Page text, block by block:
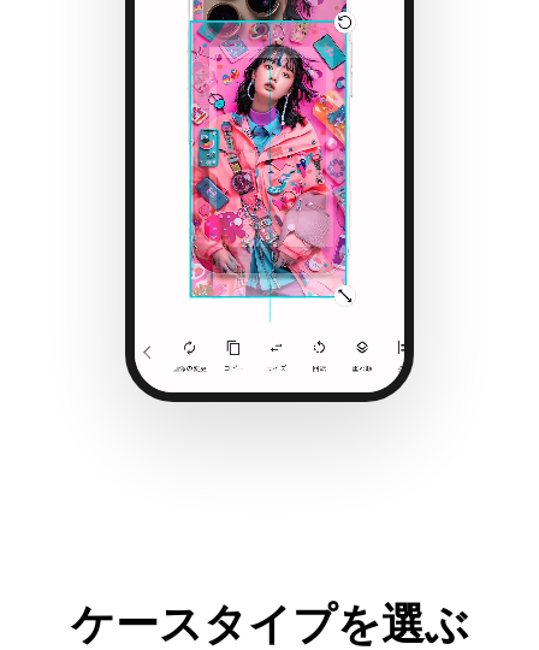
ケースタイプを選ぶ